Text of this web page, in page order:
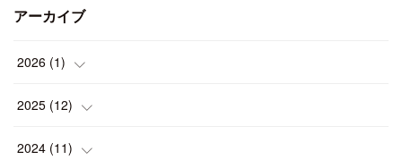
アーカイブ
2026 (1)
(1)
2025 (12)
( 1)
2024 (11)